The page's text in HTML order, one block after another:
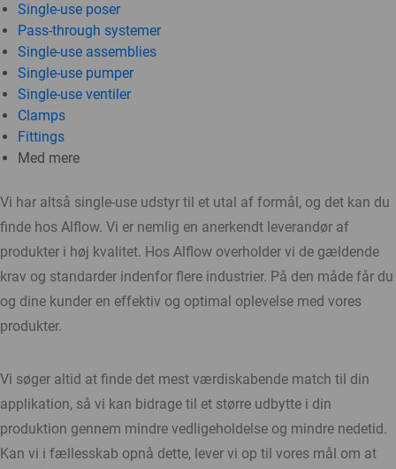
Single-use poser
Pass-through systemer
Single-use assemblies
Single-use pumper
Single-use ventiler
Clamps
Fittings
Med mere
Vi har altså single-use udstyr til et utal af formål, og det kan du
finde hos Alflow. Vi er nemlig en anerkendt leverandør af
produkter i høj kvalitet. Hos Alflow overholder vi de gældende
krav og standarder indenfor flere industrier. På den måde får du
og dine kunder en effektiv og optimal oplevelse med vores
produkter.
Vi søger altid at finde det mest værdiskabende match til din
applikation, så vi kan bidrage til et større udbytte i din
produktion gennem mindre vedligeholdelse og mindre nedetid.
Kan vi i fællesskab opnå dette, lever vi op til vores mål om at